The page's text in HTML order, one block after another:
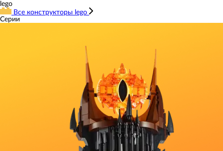
lego
Все конструкторы lego
Серии